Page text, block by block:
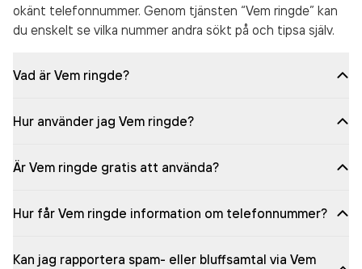
okänt telefonnummer. Genom tjänsten “Vem ringde” kan
du enskelt se vilka nummer andra sökt på och tipsa själv.
Vad är Vem ringde?
Hur använder jag Vem ringde?
Är Vem ringde gratis att använda?
Hur får Vem ringde information om telefonnummer?
Kan jag rapportera spam- eller bluffsamtal via Vem